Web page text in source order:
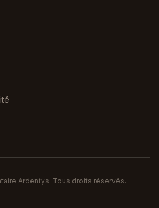
Ardentys. Tous droits réservés.